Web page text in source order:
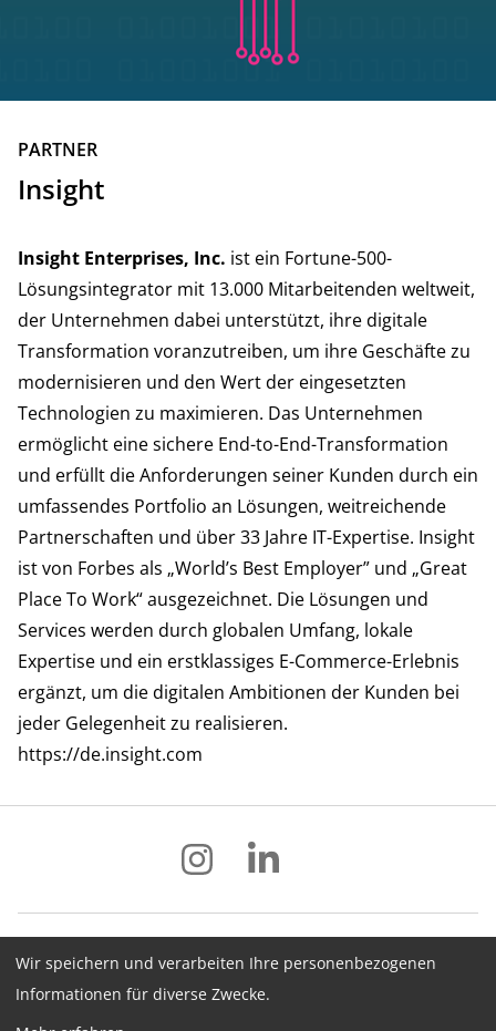
PARTNER
Insight
Insight Enterprises, Inc. ist ein Fortune-500-
Lösungsintegrator mit 13.000 Mitarbeitenden weltweit,
der Unternehmen dabei unterstützt, ihre digitale
Transformation voranzutreiben, um ihre Geschäfte zu
modernisieren und den Wert der eingesetzten
Technologien zu maximieren. Das Unternehmen
ermöglicht eine sichere End-to-End-Transformation
und erfüllt die Anforderungen seiner Kunden durch ein
umfassendes Portfolio an Lösungen, weitreichende
Partnerschaften und über 33 Jahre IT-Expertise. Insight
ist von Forbes als „World’s Best Employer” und „Great
Place To Work“ ausgezeichnet. Die Lösungen und
Services werden durch globalen Umfang, lokale
Expertise und ein erstklassiges E-Commerce-Erlebnis
ergänzt, um die digitalen Ambitionen der Kunden bei
jeder Gelegenheit zu realisieren.
https://de.insight.com
Impressum Datenschutz
AGB
Hinweisgebersystem
Newsletter
Wir speichern und verarbeiten Ihre personenbezogenen
Informationen für diverse Zwecke.